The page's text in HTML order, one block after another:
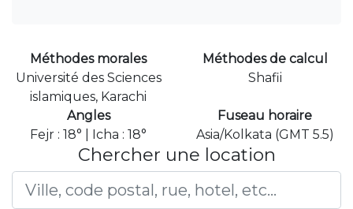
Méthodes morales
Université des Sciences
islamiques, Karachi
Méthodes de calcul
Shafii
Angles
Fejr : 18° | Icha : 18°
Fuseau horaire
Asia/Kolkata (GMT 5.5)
Chercher une location